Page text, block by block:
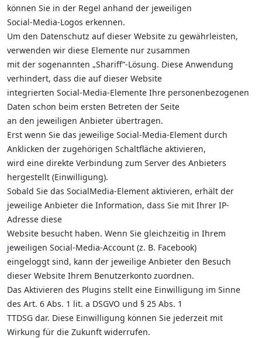
können Sie in der Regel anhand der jeweiligen
Social-Media-Logos erkennen.
Um den Datenschutz auf dieser Website zu gewährleisten,
verwenden wir diese Elemente nur zusammen
mit der sogenannten „Shariff“-Lösung. Diese Anwendung
verhindert, dass die auf dieser Website
integrierten Social-Media-Elemente Ihre personenbezogenen
Daten schon beim ersten Betreten der Seite
an den jeweiligen Anbieter übertragen.
Erst wenn Sie das jeweilige Social-Media-Element durch
Anklicken der zugehörigen Schaltfläche aktivieren,
wird eine direkte Verbindung zum Server des Anbieters
hergestellt (Einwilligung).
Sobald Sie das SocialMedia-Element aktivieren, erhält der
jeweilige Anbieter die Information, dass Sie mit Ihrer IP-
Adresse diese
Website besucht haben. Wenn Sie gleichzeitig in Ihrem
jeweiligen Social-Media-Account (z. B. Facebook)
eingeloggt sind, kann der jeweilige Anbieter den Besuch
dieser Website Ihrem Benutzerkonto zuordnen.
Das Aktivieren des Plugins stellt eine Einwilligung im Sinne
des Art. 6 Abs. 1 lit. a DSGVO und § 25 Abs. 1
TTDSG dar. Diese Einwilligung können Sie jederzeit mit
Wirkung für die Zukunft widerrufen.